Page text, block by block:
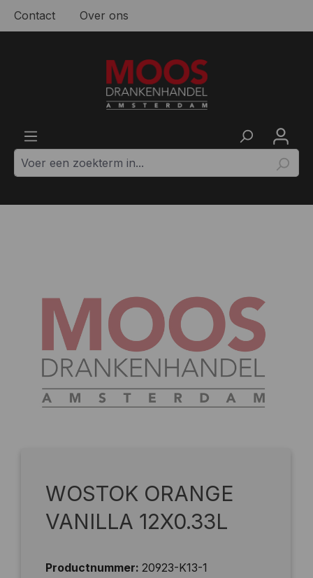
Ga naar de hoofdinhoud
Contact Over ons
WOSTOK ORANGE
VANILLA 12X0.33L
Productnummer: 20923-K13-1